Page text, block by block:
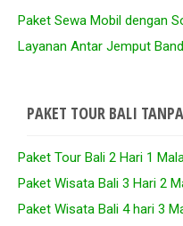
Paket Sewa Mobil dengan
Layanan Antar Jemput
PAKET TOUR BALI
Paket Tour Bali 2 Hari 1
Paket Wisata Bali 3 Hari 2
Paket Wisata Bali 4 hari 3